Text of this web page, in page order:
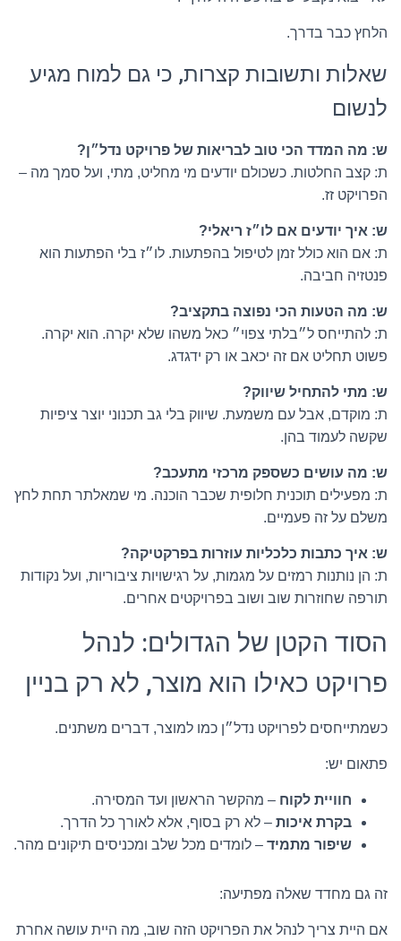
הלחץ כבר בדרך.
שאלות ותשובות קצרות, כי גם למוח מגיע
לנשום
ש: מה המדד הכי טוב לבריאות של פרויקט נדל״ן?
ת: קצב החלטות. כשכולם יודעים מי מחליט, מתי, ועל סמך מה –
הפרויקט זז.
ש: איך יודעים אם לו״ז ריאלי?
ת: אם הוא כולל זמן לטיפול בהפתעות. לו״ז בלי הפתעות הוא
פנטזיה חביבה.
ש: מה הטעות הכי נפוצה בתקציב?
ת: להתייחס ל״בלתי צפוי״ כאל משהו שלא יקרה. הוא יקרה.
פשוט תחליט אם זה יכאב או רק ידגדג.
ש: מתי להתחיל שיווק?
ת: מוקדם, אבל עם משמעת. שיווק בלי גב תכנוני יוצר ציפיות
שקשה לעמוד בהן.
ש: מה עושים כשספק מרכזי מתעכב?
ת: מפעילים תוכנית חלופית שכבר הוכנה. מי שמאלתר תחת לחץ
משלם על זה פעמיים.
ש: איך כתבות כלכליות עוזרות בפרקטיקה?
ת: הן נותנות רמזים על מגמות, על רגישויות ציבוריות, ועל נקודות
תורפה שחוזרות שוב ושוב בפרויקטים אחרים.
הסוד הקטן של הגדולים: לנהל
פרויקט כאילו הוא מוצר, לא רק בניין
כשמתייחסים לפרויקט נדל״ן כמו למוצר, דברים משתנים.
פתאום יש:
חוויית לקוח – מהקשר הראשון ועד המסירה.
בקרת איכות – לא רק בסוף, אלא לאורך כל הדרך.
שיפור מתמיד – לומדים מכל שלב ומכניסים תיקונים מהר.
זה גם מחדד שאלה מפתיעה:
אם היית צריך לנהל את הפרויקט הזה שוב, מה היית עושה אחרת